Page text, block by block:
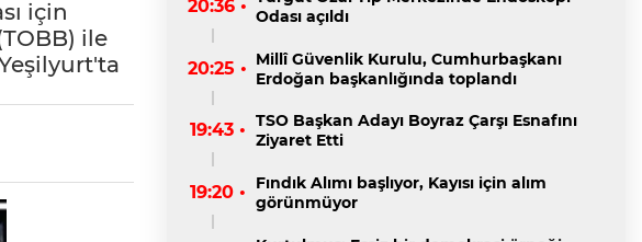
için
ile
20:36 • Odası açıldı
20:25 • Millî Güvenlik Kurulu, Cumhurbaşkanı
Erdoğan başkanlığında toplandı
19:43 • TSO Başkan Adayı Boyraz Çarşı Esnafını
Ziyaret Etti
19:20 •
Fındık Alımı başlıyor, Kayısı için alım
görünmüyor